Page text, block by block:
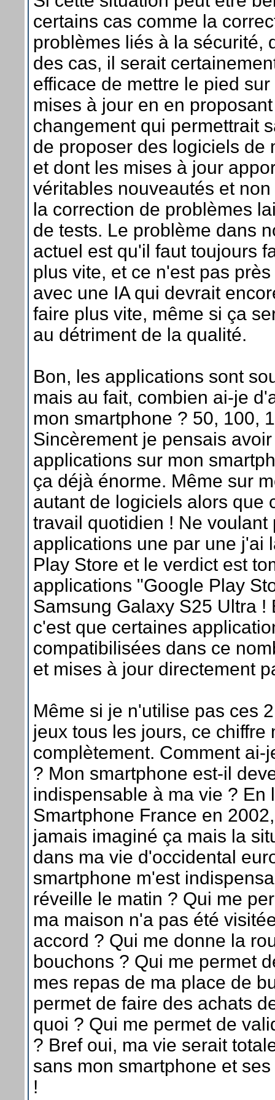
certains cas comme la
problèmes liés à la sécurité,
des cas, il serait
efficace de mettre le pied
mises à jour en en
changement qui permettrait
de proposer des logiciels de
et dont les mises à jour
véritables nouveautés et
la correction de problèmes
de tests. Le problème dans
actuel est qu'il faut toujours
plus vite, et ce n'est pas
avec une IA qui devrait
faire plus vite, même si ça
au détriment de la qualité.
Bon, les applications sont
mais au fait, combien ai-je
mon smartphone ? 50, 100,
Sincèrement je pensais
applications sur mon
ça déjà énorme. Même sur
autant de logiciels alors que
travail quotidien ! Ne voulant
applications une par une j'ai
Play Store et le verdict est
applications "Google Play
Samsung Galaxy S25 Ultra !
c'est que certaines
compatibilisées dans ce
et mises à jour directement
Même si je n'utilise pas ces
jeux tous les jours, ce chiffre
complètement. Comment ai-
? Mon smartphone est-il
indispensable à ma vie ? En
Smartphone France en
jamais imaginé ça mais la
dans ma vie d'occidental
smartphone m'est
réveille le matin ? Qui me
ma maison n'a pas été
accord ? Qui me donne la
bouchons ? Qui me permet
mes repas de ma place de
permet de faire des achats
quoi ? Qui me permet de
? Bref oui, ma vie serait
sans mon smartphone et
!